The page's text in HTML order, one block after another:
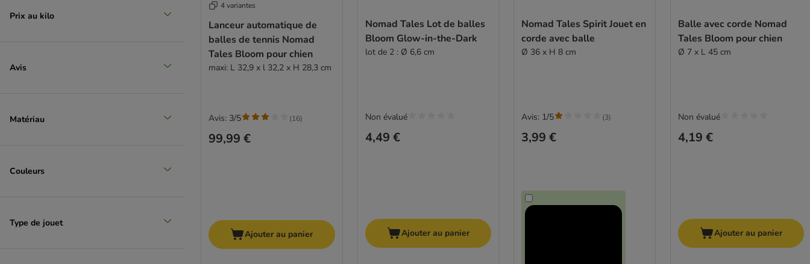
Prix au kilo
Avis
Matériau
Couleurs
Type de jouet
4 variantes
Lanceur automatique de
balles de tennis Nomad
Tales Bloom pour chien
maxi: L 32,9 x l 32,2 x H 28,3 cm
99,99 €
Avis: 3/5 (16)
Ajouter au panier
Nomad Tales Lot de balles
Bloom Glow-in-the-Dark
lot de 2 : Ø 6,6 cm
4,49 €
Non évalué
Ajouter au panier
Nomad Tales Spirit Jouet en
corde avec balle
Ø 36 x H 8 cm
3,99 €
Avis: 1/5 (3)
Balle avec corde Nomad
Tales Bloom pour chien
Ø 7 x L 45 cm
4,19 €
Non évalué
Ajouter au panier